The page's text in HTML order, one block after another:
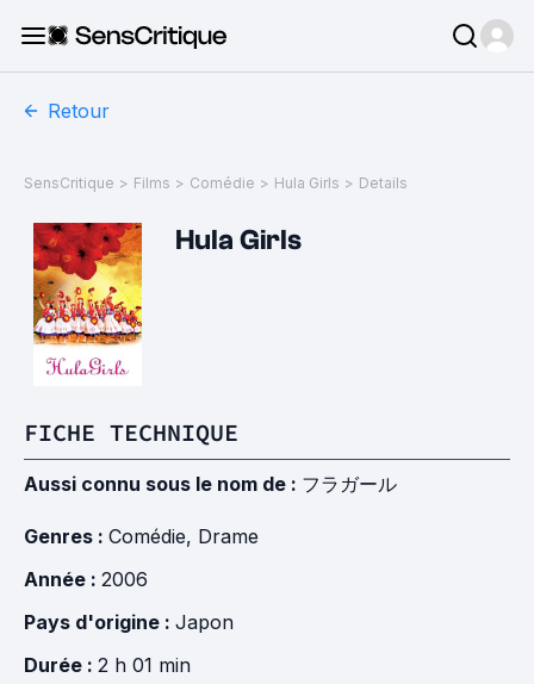
Retour
SensCritique > Films > Comédie > Hula Girls > Details
Hula Girls
FICHE TECHNIQUE
Aussi connu sous le nom de : フラガール
Genres : Comédie, Drame
Année : 2006
Pays d'origine : Japon
Durée : 2 h 01 min